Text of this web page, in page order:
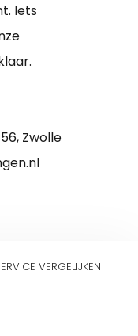
Iets
Zwolle
VERGELIJKEN